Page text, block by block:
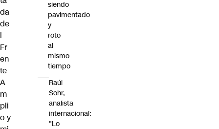
da
de
l
Fr
en
te
A
m
pli
o y
siendo
pavimentado
y
roto
al
mismo
tiempo
Raúl
Sohr,
analista
internacional:
"Lo